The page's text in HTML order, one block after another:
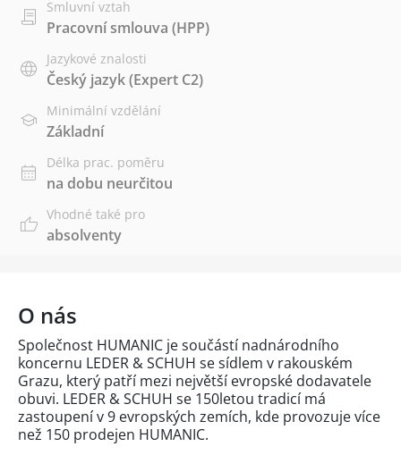
Smluvní vztah
Pracovní smlouva (HPP)
Jazykové znalosti
Český jazyk(Expert C2)
Minimální vzdělání
Základní
Délka prac. poměru
na dobu neurčitou
Vhodné také pro
absolventy
O nás
Společnost HUMANIC je součástí nadnárodního
koncernu LEDER & SCHUH se sídlem v rakouském
Grazu, který patří mezi největší evropské dodavatele
obuvi. LEDER & SCHUH se 150letou tradicí má
zastoupení v 9 evropských zemích, kde provozuje více
než 150 prodejen HUMANIC.